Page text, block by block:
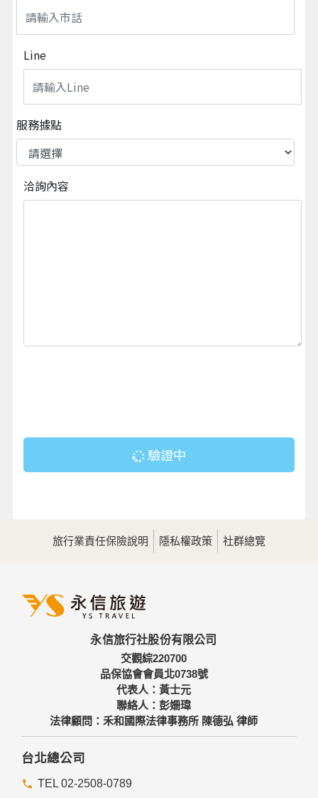
Line
服務據點
洽詢內容
驗證中
旅行業責任保險說明 隱私權政策 社群總覽
永信旅行社股份有限公司
交觀綜220700
品保協會會員北0738號
代表人：黃士元
聯絡人：彭姍瑋
法律顧問：禾和國際法律事務所 陳德弘 律師
台北總公司
TEL 02-2508-0789